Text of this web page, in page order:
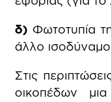
δ) Φωτοτυπία
άλλο
Στις
οικοπέδων